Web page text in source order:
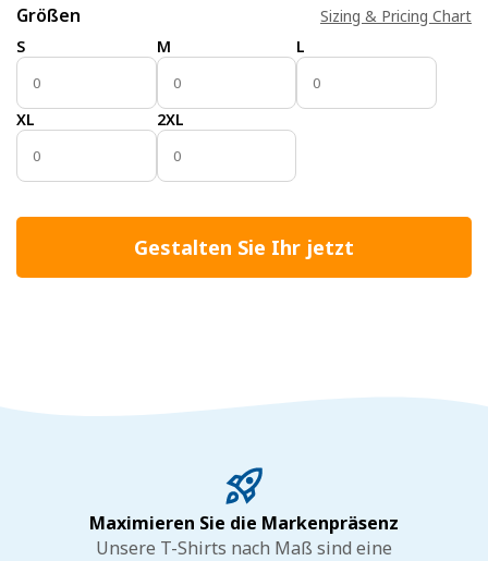
Größen
Sizing & Pricing Chart
S
M L
XL 2XL
Gestalten Sie Ihr jetzt
Maximieren Sie die Markenpräsenz
Unsere T-Shirts nach Maß sind eine